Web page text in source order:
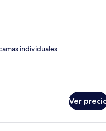
individuales
Ver
Una casa moderna de dos